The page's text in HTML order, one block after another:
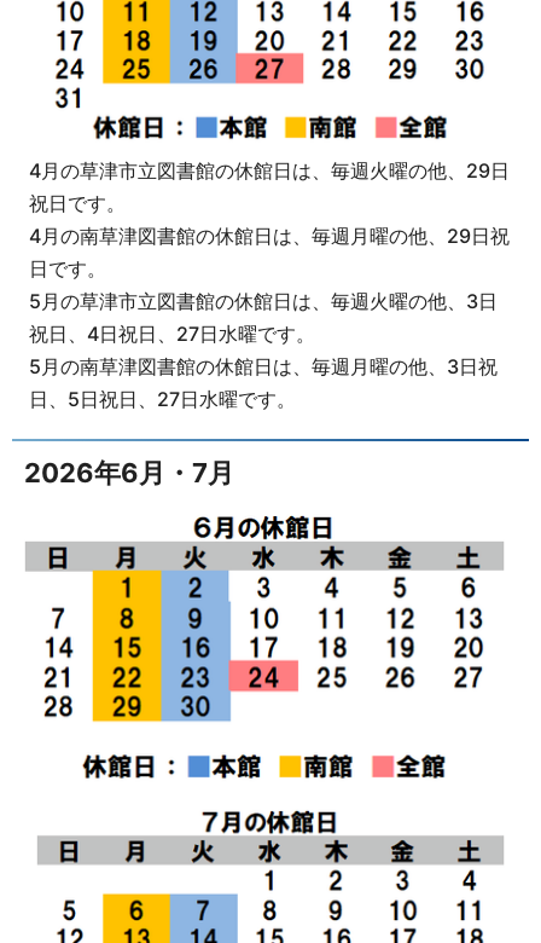
4月の草津市立図書館の休館日は、毎週火曜の他、29日
祝日です。
4月の南草津図書館の休館日は、毎週月曜の他、29日祝
日です。
5月の草津市立図書館の休館日は、毎週火曜の他、3日
祝日、4日祝日、27日水曜です。
5月の南草津図書館の休館日は、毎週月曜の他、3日祝
日、5日祝日、27日水曜です。
2026年6月・7月